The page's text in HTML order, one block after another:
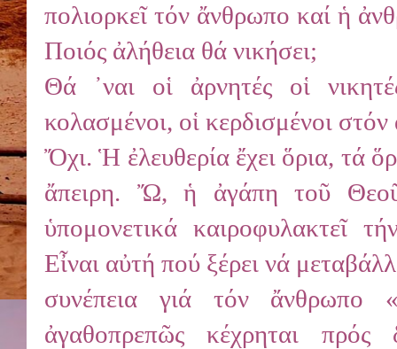
πολιορκεῖ τόν ἄνθρωπο καί ἡ
Ποιός ἀλήθεια θά νικήσει;
Θά ᾽ναι οἱ ἀρνητές οἱ
κολασμένοι, οἱ κερδισμένοι
Ὄχι. Ἡ ἐλευθερία ἔχει ὅρια, τά
ἄπειρη. Ὤ, ἡ ἀγάπη τοῦ
ὑπομονετικά καιροφυλακτεῖ
Εἶναι αὐτή πού ξέρει νά
συνέπεια γιά τόν ἄνθρωπο
ἀγαθοπρεπῶς κέχρηται